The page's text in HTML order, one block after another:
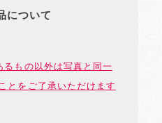
について
もの以外は写真と同一
とをご了承いただけます